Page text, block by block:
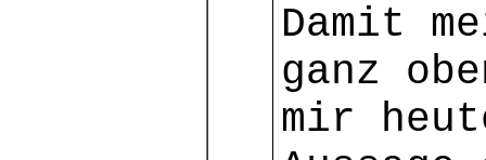
Damit
ganz
mir